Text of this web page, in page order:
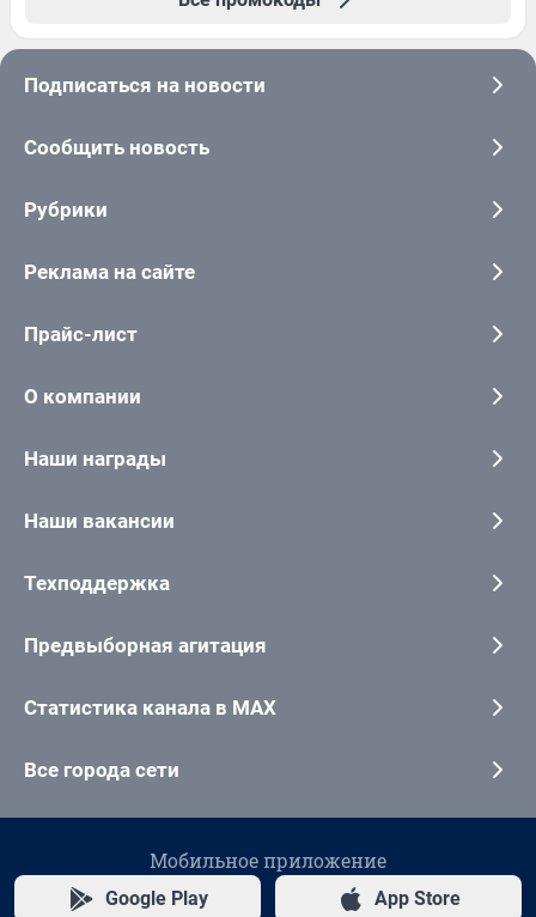
Подписаться на новости
Сообщить новость
Рубрики
Реклама на сайте
Прайс-лист
О компании
Наши награды
Наши вакансии
Техподдержка
Предвыборная агитация
Статистика канала в MAX
Все города сети
Мобильное приложение
Google Play App Store